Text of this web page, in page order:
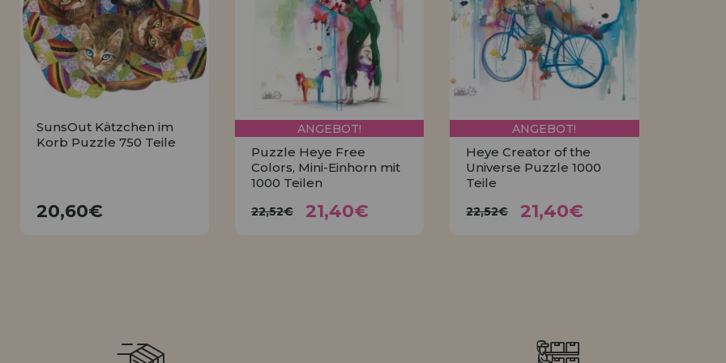
LIQUIDIÉRUNG
INFORMATIONEN
info@puzzleladen.de
NEUER KUNDE
SunsOut Kätzchen im
Korb Puzzle 750 Teile
20,60€
ANGEBOT!
Puzzle Heye Free
Colors, Mini-Einhorn mit
1000 Teilen
22,52€ 21,40€
ANGEBOT!
Heye Creator of the
Universe Puzzle 1000
Teile
22,52€ 21,40€